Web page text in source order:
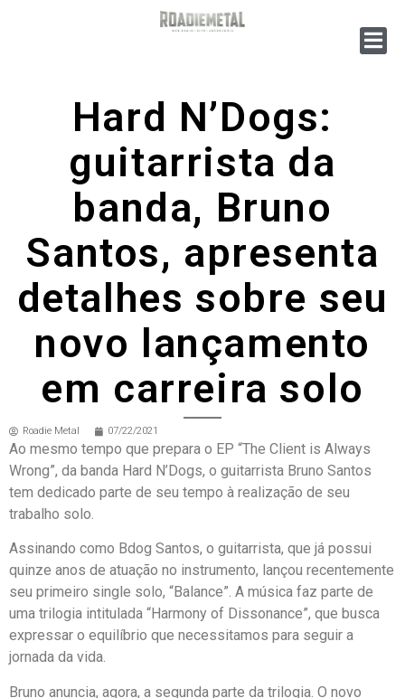
Hard N’Dogs:
guitarrista da
banda, Bruno
Santos, apresenta
detalhes sobre seu
novo lançamento
em carreira solo
Roadie Metal 07/22/2021
Ao mesmo tempo que prepara o EP “The Client is Always
Wrong”, da banda Hard N’Dogs, o guitarrista Bruno Santos
tem dedicado parte de seu tempo à realização de seu
trabalho solo.
Assinando como Bdog Santos, o guitarrista, que já possui
quinze anos de atuação no instrumento, lançou recentemente
seu primeiro single solo, “Balance”. A música faz parte de
uma trilogia intitulada “Harmony of Dissonance”, que busca
expressar o equilíbrio que necessitamos para seguir a
jornada da vida.
Bruno anuncia, agora, a segunda parte da trilogia. O novo